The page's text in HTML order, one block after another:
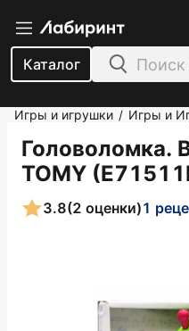
Каталог
Игры и игрушки / Игры и
Головоломка.
TOMY
3.8(2 оценки)1